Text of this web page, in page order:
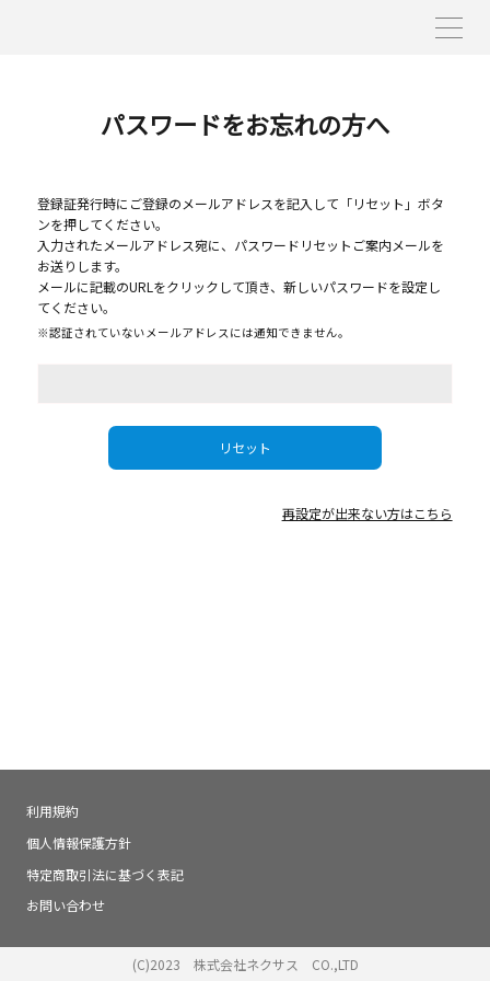
パスワードをお忘れの方へ
登録証発行時にご登録のメールアドレスを記入して「リセット」ボタ
ンを押してください。
入力されたメールアドレス宛に、パスワードリセットご案内メールを
お送りします。
メールに記載のURLをクリックして頂き、新しいパスワードを設定し
てください。
※認証されていないメールアドレスには通知できません。
リセット
再設定が出来ない方はこちら
利用規約
個人情報保護方針
特定商取引法に基づく表記
お問い合わせ
(C)2023 株式会社ネクサス CO.,LTD